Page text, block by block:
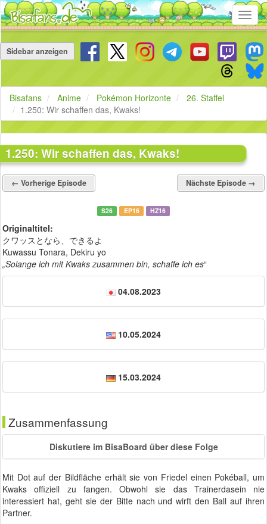
überspringen
Sidebar anzeigen
Bisafans Anime Pokémon Horizonte
26. Staffel
1.250: Wir schaffen das, Kwaks!
1.250: Wir schaffen das, Kwaks!
← Vorherige Episode Nächste Episode →
S26 EP16 HZ16
Originaltitel:
クワッスとなら、できるよ
Kuwassu Tonara, Dekiru yo
„Solange ich mit Kwaks zusammen bin, schaffe ich es“
04.08.2023
10.05.2024
15.03.2024
Zusammenfassung
Diskutiere im BisaBoard über diese Folge
Mit Dot auf der Bildfläche erhält sie von Friedel einen Pokéball, um
Kwaks offiziell zu fangen. Obwohl sie das Trainerdasein nie
interessiert hat, geht sie der Bitte nach und wirft den Ball auf ihren
Partner.